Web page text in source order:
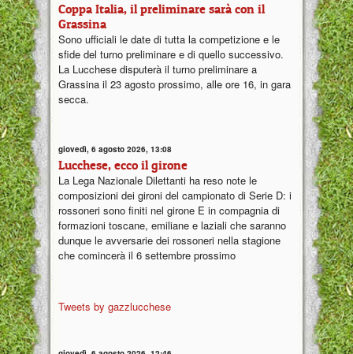
Coppa Italia, il preliminare sarà con il
Grassina
Sono ufficiali le date di tutta la competizione e le
sfide del turno preliminare e di quello successivo.
La Lucchese disputerà il turno preliminare a
Grassina il 23 agosto prossimo, alle ore 16, in gara
secca.
giovedì, 6 agosto 2026, 13:08
Lucchese, ecco il girone
La Lega Nazionale Dilettanti ha reso note le
composizioni dei gironi del campionato di Serie D: i
rossoneri sono finiti nel girone E in compagnia di
formazioni toscane, emiliane e laziali che saranno
dunque le avversarie dei rossoneri nella stagione
che comincerà il 6 settembre prossimo
Tweets by gazzlucchese